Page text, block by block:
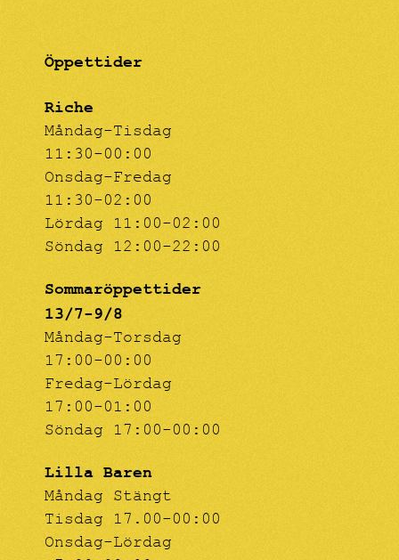
Öppettider
Riche
Måndag-Tisdag
11:30-00:00
Onsdag-Fredag
11:30-02:00
Lördag 11:00-02:00
Söndag 12:00-22:00
Sommaröppettider
13/7-9/8
Måndag-Torsdag
17:00-00:00
Fredag-Lördag
17:00-01:00
Söndag 17:00-00:00
Lilla Baren
Måndag Stängt
Tisdag 17.00-00:00
Onsdag-Lördag